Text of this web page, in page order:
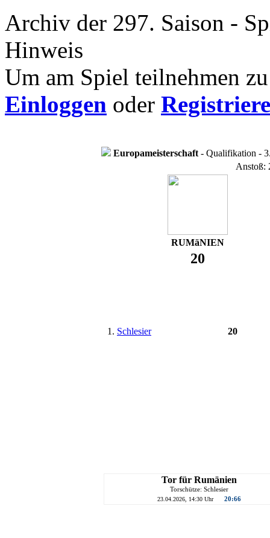
Archiv der 297. Saison -
Hinweis
Um am Spiel teilnehmen
Einloggen oder
Europameisterschaft - Qualifikation -
Anstoß:
RUMäNIEN
20
1. Schlesier 20
Tor für Rumänien
Torschütze: Schlesier
23.04.2026, 14:30 Uhr 20:66